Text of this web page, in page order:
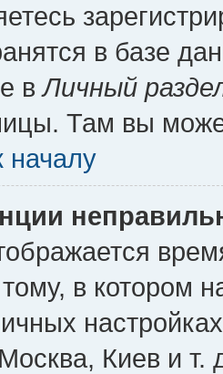
в базе
вЛичный
Там вы
началу
в котором
Киев и т.